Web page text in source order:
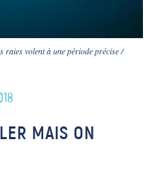
raies volent à une période précise /
MAIS ON